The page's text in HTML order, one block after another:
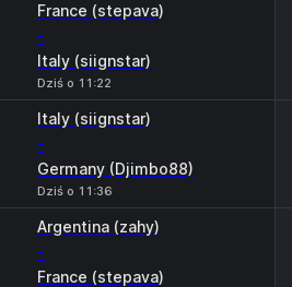
France (stepava)
-
Italy (siignstar)
Dziś o 11:22
Italy (siignstar)
-
Germany (Djimbo88)
Dziś o 11:36
Argentina (zahy)
-
France (stepava)